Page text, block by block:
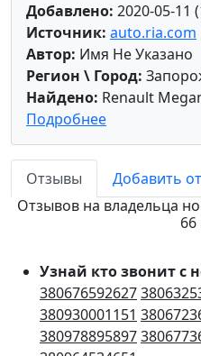
Добавлено: 2020-05-11
Источник: auto.ria.com
Автор: Имя Не Указано
Регион \ Город:
Найдено: Renault
Подробнее
Отзывы
Добавить
Отзывов на владельца
66
Узнай кто звонит с
380676592627
380930001151
380978895897